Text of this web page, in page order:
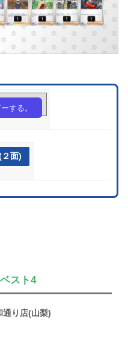
QiLLgn
する。
面)
ベスト4
り店(山梨)